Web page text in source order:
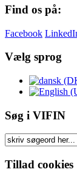
Find os på:
Facebook
Vælg sprog
Søg i VIFIN
Tillad cookies